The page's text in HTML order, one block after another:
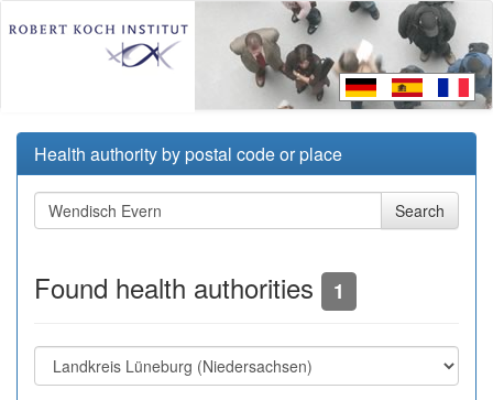
Health authority by postal code or place
Found health authorities 1